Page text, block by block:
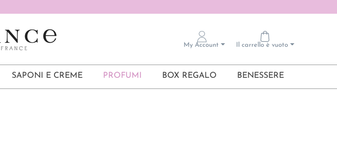
Il carrello è vuoto
My Account
SAPONI E CREME PROFUMI BOX REGALO BENESSERE